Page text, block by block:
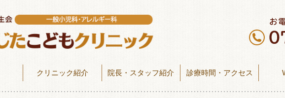
クリニック紹介 院長・スタッフ紹介 診療時間・アクセス